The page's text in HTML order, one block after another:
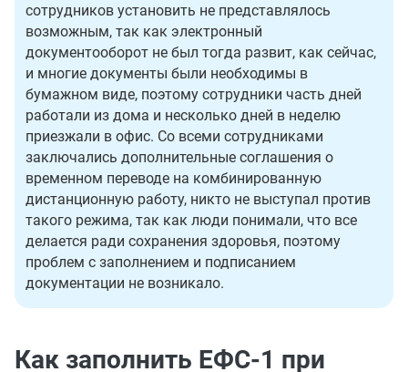
сотрудников установить не представлялось
возможным, так как электронный
документооборот не был тогда развит, как сейчас,
и многие документы были необходимы в
бумажном виде, поэтому сотрудники часть дней
работали из дома и несколько дней в неделю
приезжали в офис. Со всеми сотрудниками
заключались дополнительные соглашения о
временном переводе на комбинированную
дистанционную работу, никто не выступал против
такого режима, так как люди понимали, что все
делается ради сохранения здоровья, поэтому
проблем с заполнением и подписанием
документации не возникало.
Как заполнить ЕФС-1 при